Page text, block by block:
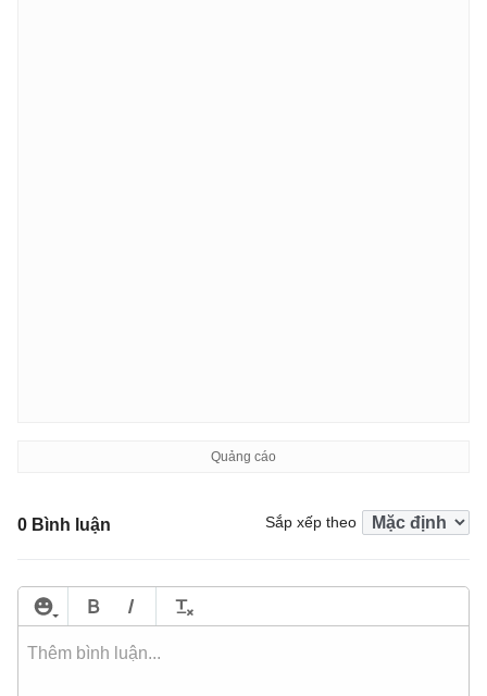
0 Bình luận Sắp xếp theo